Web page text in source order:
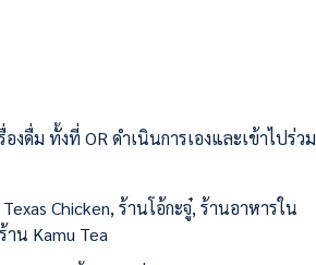
งดื่ม ทั้งที่ OR ดําเนินการเองและเข้าไปร่วม
Chicken, ร้านโอ้กะจู๋, ร้านอาหารใน
าน Kamu Tea